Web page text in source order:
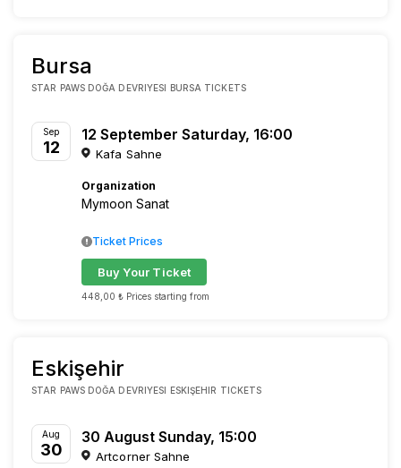
Bursa
STAR PAWS DOĞA DEVRIYESI BURSA TICKETS
Sep
12
12 September Saturday, 16:00
Kafa Sahne
Organization
Mymoon Sanat
448,00 ₺ Prices starting from
Buy Your Ticket
Ticket Prices
Eskişehir
STAR PAWS DOĞA DEVRIYESI ESKIŞEHIR TICKETS
Aug
30
30 August Sunday, 15:00
Artcorner Sahne